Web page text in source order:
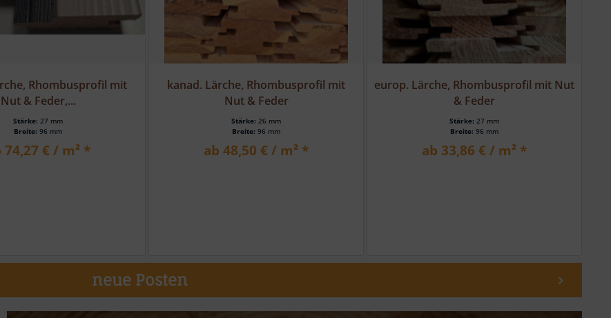
Rhombusprofil mit
Nut & Feder
Stärke: 26 mm
Breite: 96 mm
48,50 € / m² *
europ. Lärche, Rhombusprofil mit Nut
& Feder
Stärke: 27 mm
Breite: 96 mm
ab 33,86 € / m² *
sib. Lärche, HS 301,
geh.Glattkantbrett, m/4...
Stärke: 21 mm
Breite: 120 mm
ab 3,20 € / lfm *
neue Posten